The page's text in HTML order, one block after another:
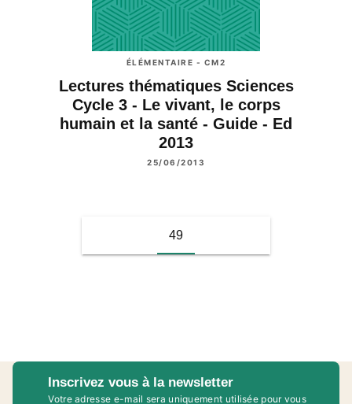
ÉLÉMENTAIRE - CM2
Lectures thématiques Sciences
Cycle 3 - Le vivant, le corps
humain et la santé - Guide - Ed
2013
25/06/2013
49
Inscrivez vous à la newsletter
Votre adresse e-mail sera uniquement utilisée pour vous